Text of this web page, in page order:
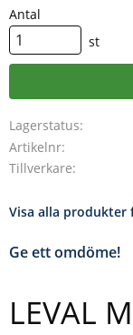
Antal
st
Lagerstatus
Artikelnr
Tillverkare
Visa alla produkter
Ge ett omdöme!
LEVAL